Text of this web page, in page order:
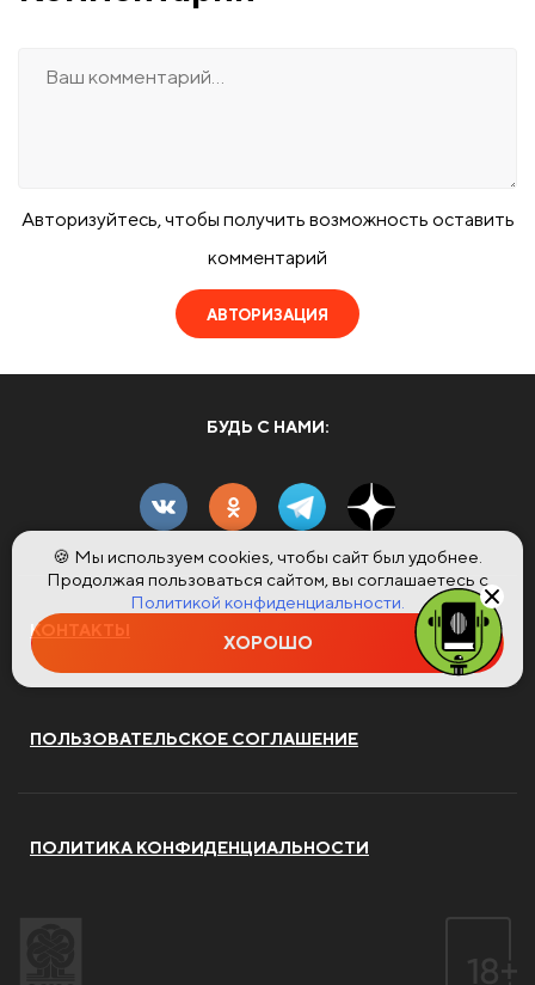
Авторизуйтесь, чтобы получить возможность оставить
комментарий
АВТОРИЗАЦИЯ
БУДЬ С НАМИ:
КОНТАКТЫ
ПОЛЬЗОВАТЕЛЬСКОЕ СОГЛАШЕНИЕ
ПОЛИТИКА КОНФИДЕНЦИАЛЬНОСТИ
🍪 Мы используем cookies, чтобы сайт был удобнее.
Продолжая пользоваться сайтом, вы соглашаетесь с
Политикой конфиденциальности.
ХОРОШО